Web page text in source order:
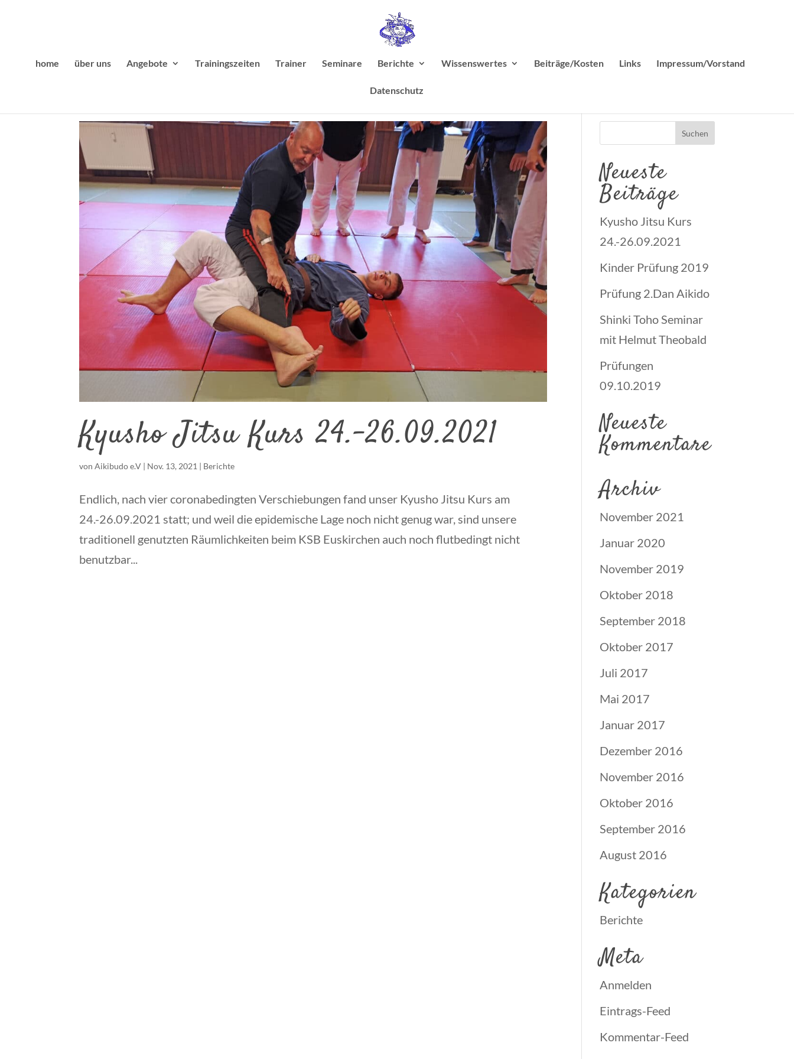
home über uns Angebote Trainingszeiten Trainer Seminare Berichte Wissenswertes Beiträge/Kosten Links Impressum/Vorstand
Datenschutz
Kyusho Jitsu Kurs 24.-26.09.2021
vonAikibudo e.V | Nov. 13, 2021 | Berichte
Endlich, nach vier coronabedingten Verschiebungen fand unser Kyusho Jitsu Kurs am
24.-26.09.2021 statt; und weil die epidemische Lage noch nicht genug war, sind unsere
traditionell genutzten Räumlichkeiten beim KSB Euskirchen auch noch flutbedingt nicht
benutzbar...
Neueste
Beiträge
Kyusho Jitsu Kurs
24.-26.09.2021
Kinder Prüfung 2019
Prüfung 2.Dan Aikido
Shinki Toho Seminar
mit Helmut Theobald
Prüfungen
09.10.2019
Neueste
Kommentare
Archiv
November 2021
Januar 2020
November 2019
Oktober 2018
September 2018
Oktober 2017
Juli 2017
Mai 2017
Januar 2017
Dezember 2016
November 2016
Oktober 2016
September 2016
August 2016
Kategorien
Berichte
Meta
Anmelden
Eintrags-Feed
Kommentar-Feed